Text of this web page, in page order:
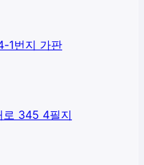
1번지 가판
로 345 4필지